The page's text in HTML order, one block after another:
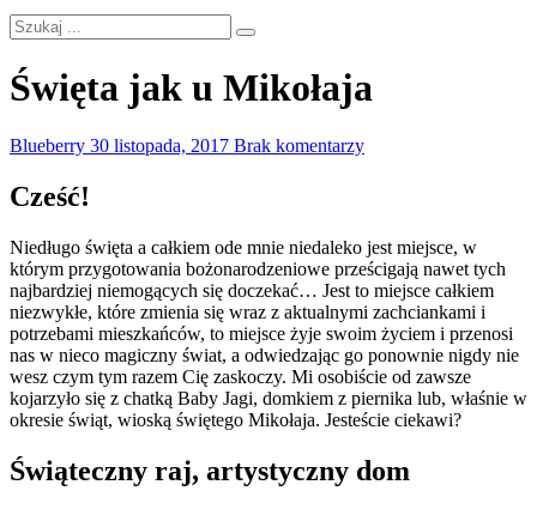
Święta jak u Mikołaja
Blueberry 30 listopada, 2017 Brak komentarzy
Cześć!
Niedługo święta a całkiem ode mnie niedaleko jest miejsce, w
którym przygotowania bożonarodzeniowe prześcigają nawet tych
najbardziej niemogących się doczekać… Jest to miejsce całkiem
niezwykłe, które zmienia się wraz z aktualnymi zachciankami i
potrzebami mieszkańców, to miejsce żyje swoim życiem i przenosi
nas w nieco magiczny świat, a odwiedzając go ponownie nigdy nie
wesz czym tym razem Cię zaskoczy. Mi osobiście od zawsze
kojarzyło się z chatką Baby Jagi, domkiem z piernika lub, właśnie w
okresie świąt, wioską świętego Mikołaja. Jesteście ciekawi?
Świąteczny raj, artystyczny dom